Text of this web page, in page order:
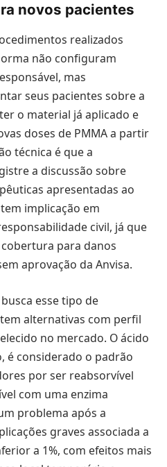
novos pacientes
realizados
não configuram
mas
seus pacientes sobre a
o material já aplicado e
doses de PMMA a partir
técnica é que a
a discussão sobre
apresentadas ao
implicação em
civil, já que
para danos
aprovação da Anvisa.
esse tipo de
alternativas com perfil
no mercado. O ácido
é considerado o padrão
por ser reabsorvível
com uma enzima
problema após a
graves associada a
a 1%, com efeitos mais